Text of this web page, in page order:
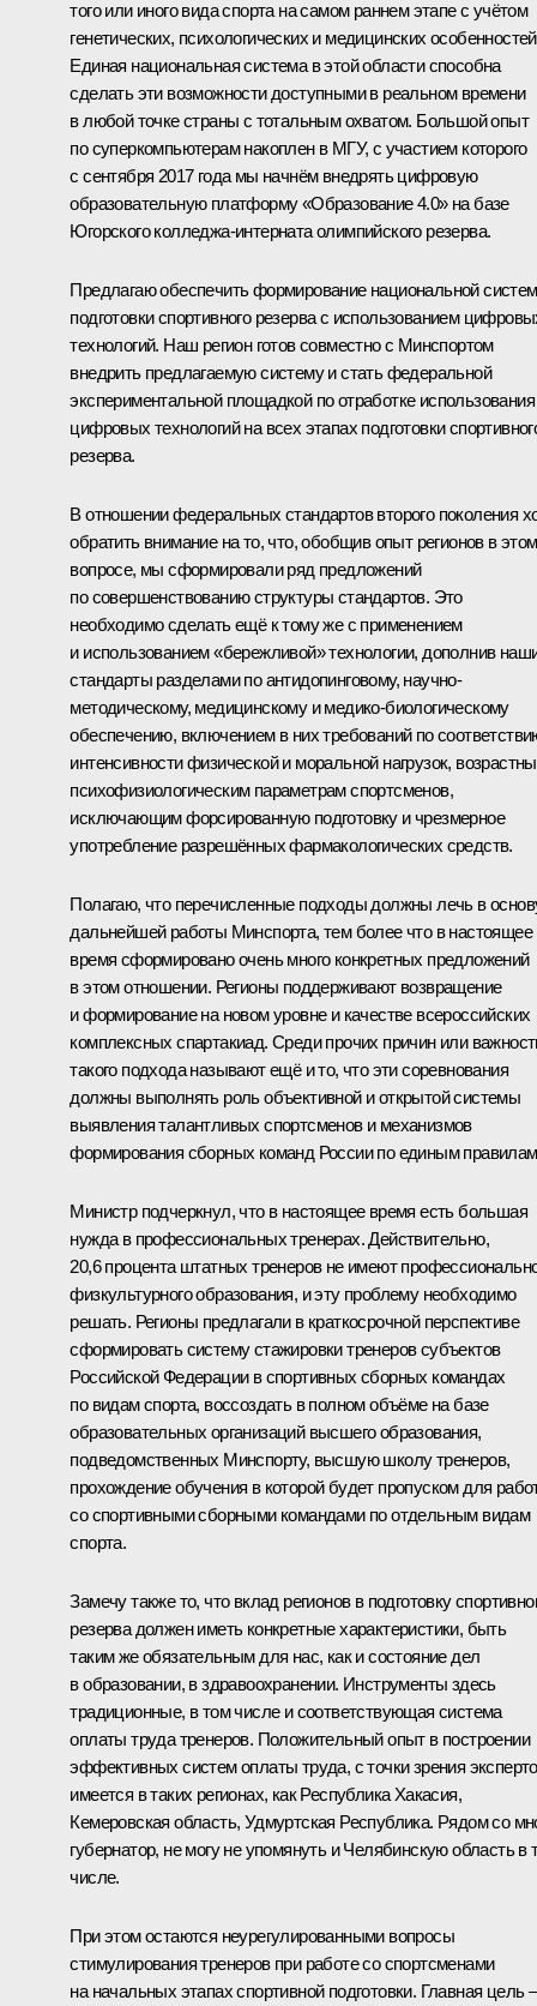
того или иного вида спорта на самом раннем этапе с учётом
генетических, психологических и медицинских
Единая национальная система в этой области способна
сделать эти возможности доступными в реальном времени
в любой точке страны с тотальным охватом. Большой опыт
по суперкомпьютерам накоплен в МГУ, с участием которого
с сентября 2017 года мы начнём внедрять цифровую
образовательную платформу «Образование 4.0» на базе
Югорского колледжа-интерната олимпийского резерва.
Предлагаю обеспечить формирование национальной
подготовки спортивного резерва с использованием
технологий. Наш регион готов совместно с Минспортом
внедрить предлагаемую систему и стать федеральной
экспериментальной площадкой по отработке использования
цифровых технологий на всех этапах подготовки
резерва.
В отношении федеральных стандартов второго поколения
обратить внимание на то, что, обобщив опыт регионов в этом
вопросе, мы сформировали ряд предложений
по совершенствованию структуры стандартов. Это
необходимо сделать ещё к тому же с применением
и использованием «бережливой» технологии, дополнив
стандарты разделами по антидопинговому, научно-
методическому, медицинскому и медико-биологическому
обеспечению, включением в них требований по
интенсивности физической и моральной нагрузок,
психофизиологическим параметрам спортсменов,
исключающим форсированную подготовку и чрезмерное
употребление разрешённых фармакологических средств.
Полагаю, что перечисленные подходы должны лечь в
дальнейшей работы Минспорта, тем более что в настоящее
время сформировано очень много конкретных предложений
в этом отношении. Регионы поддерживают возвращение
и формирование на новом уровне и качестве всероссийских
комплексных спартакиад. Среди прочих причин или
такого подхода называют ещё и то, что эти соревнования
должны выполнять роль объективной и открытой системы
выявления талантливых спортсменов и механизмов
формирования сборных команд России по единым
Министр подчеркнул, что в настоящее время есть большая
нужда в профессиональных тренерах. Действительно,
20,6 процента штатных тренеров не имеют
физкультурного образования, и эту проблему необходимо
решать. Регионы предлагали в краткосрочной перспективе
сформировать систему стажировки тренеров субъектов
Российской Федерации в спортивных сборных командах
по видам спорта, воссоздать в полном объёме на базе
образовательных организаций высшего образования,
подведомственных Минспорту, высшую школу тренеров,
прохождение обучения в которой будет пропуском для
со спортивными сборными командами по отдельным видам
спорта.
Замечу также то, что вклад регионов в подготовку
резерва должен иметь конкретные характеристики, быть
таким же обязательным для нас, как и состояние дел
в образовании, в здравоохранении. Инструменты здесь
традиционные, в том числе и соответствующая система
оплаты труда тренеров. Положительный опыт в построении
эффективных систем оплаты труда, с точки зрения
имеется в таких регионах, как Республика Хакасия,
Кемеровская область, Удмуртская Республика. Рядом со
губернатор, не могу не упомянуть и Челябинскую область в
числе.
При этом остаются неурегулированными вопросы
стимулирования тренеров при работе со спортсменами
на начальных этапах спортивной подготовки. Главная цель –